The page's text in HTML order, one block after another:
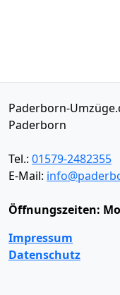
Paderborn-
Paderborn
Tel.: 01579-2482355
E-Mail:
Öffnungszeiten:
Impressum
Datenschutz